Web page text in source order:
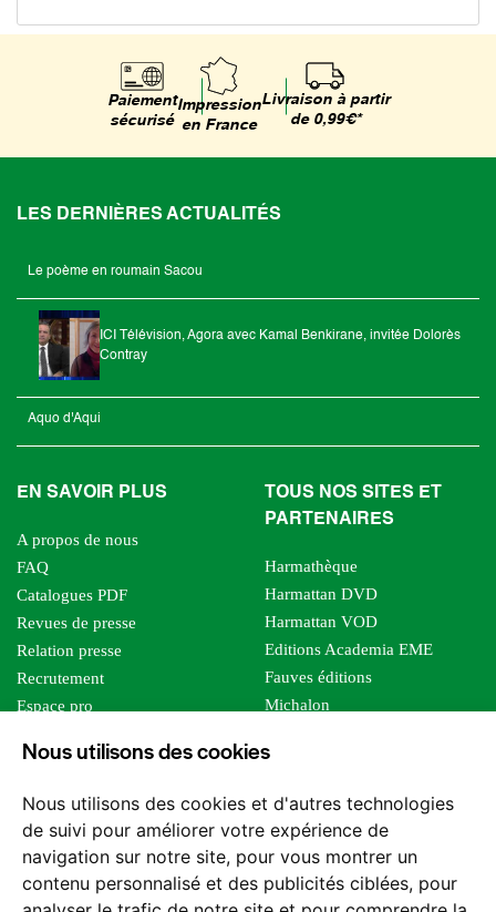
Nous utilisons des cookies
Nous utilisons des cookies et d'autres technologies
de suivi pour améliorer votre expérience de
navigation sur notre site, pour vous montrer un
contenu personnalisé et des publicités ciblées, pour
Paiement
sécurisé
Impression
en France
Livraison à partir
de 0,99€*
LES DERNIÈRES ACTUALITÉS
Le poème en roumain Sacou
ICI Télévision, Agora avec Kamal Benkirane, invitée Dolorès
Contray
Aquo d'Aqui
EN SAVOIR PLUS
A propos de nous
FAQ
Catalogues PDF
Revues de presse
Relation presse
Recrutement
Espace pro
Foreign rights
TOUS NOS SITES ET
PARTENAIRES
Harmathèque
Harmattan DVD
Harmattan VOD
Editions Academia EME
Fauves éditions
Michalon
Editions Sutton
Les impliqués
Tous les éditeurs
Nos structures